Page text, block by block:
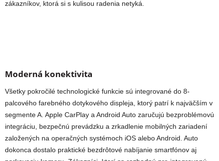
zákazníkov, ktorá si s kulisou radenia netyká.
Moderná konektivita
Všetky pokročilé technologické funkcie sú integrované do 8-
palcového farebného dotykového displeja, ktorý patrí k najväčším v
segmente A. Apple CarPlay a Android Auto zaručujú bezproblémovú
integráciu, bezpečnú prevádzku a zrkadlenie mobilných zariadení
založených na operačných systémoch iOS alebo Android. Auto
dokonca dostalo praktické bezdrôtové nabíjanie smartfónov aj